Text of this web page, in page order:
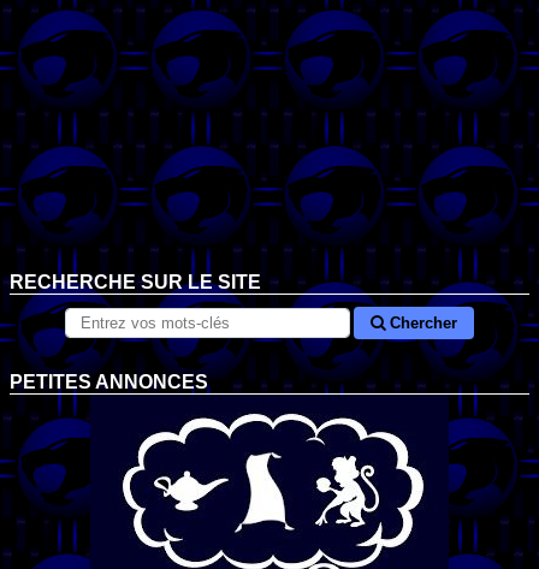
RECHERCHE SUR LE SITE
Chercher
PETITES ANNONCES